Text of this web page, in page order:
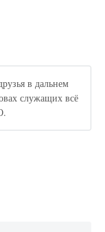
в дальнем
служащих всё